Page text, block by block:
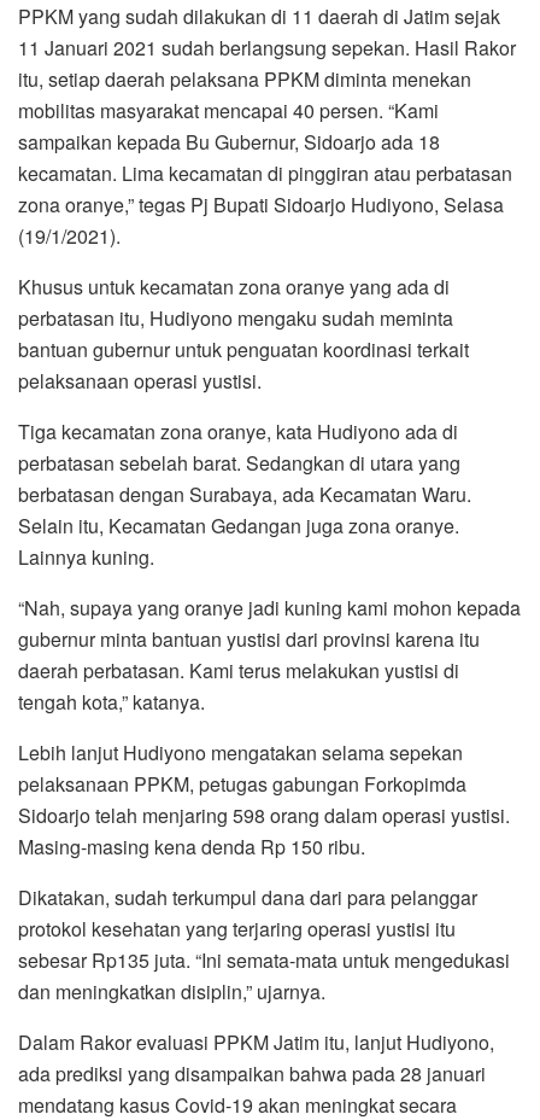
PPKM yang sudah dilakukan di 11 daerah di Jatim sejak
11 Januari 2021 sudah berlangsung sepekan. Hasil Rakor
itu, setiap daerah pelaksana PPKM diminta menekan
mobilitas masyarakat mencapai 40 persen. “Kami
sampaikan kepada Bu Gubernur, Sidoarjo ada 18
kecamatan. Lima kecamatan di pinggiran atau perbatasan
zona oranye,” tegas Pj Bupati Sidoarjo Hudiyono, Selasa
(19/1/2021).
Khusus untuk kecamatan zona oranye yang ada di
perbatasan itu, Hudiyono mengaku sudah meminta
bantuan gubernur untuk penguatan koordinasi terkait
pelaksanaan operasi yustisi.
Tiga kecamatan zona oranye, kata Hudiyono ada di
perbatasan sebelah barat. Sedangkan di utara yang
berbatasan dengan Surabaya, ada Kecamatan Waru.
Selain itu, Kecamatan Gedangan juga zona oranye.
Lainnya kuning.
“Nah, supaya yang oranye jadi kuning kami mohon kepada
gubernur minta bantuan yustisi dari provinsi karena itu
daerah perbatasan. Kami terus melakukan yustisi di
tengah kota,” katanya.
Lebih lanjut Hudiyono mengatakan selama sepekan
pelaksanaan PPKM, petugas gabungan Forkopimda
Sidoarjo telah menjaring 598 orang dalam operasi yustisi.
Masing-masing kena denda Rp 150 ribu.
Dikatakan, sudah terkumpul dana dari para pelanggar
protokol kesehatan yang terjaring operasi yustisi itu
sebesar Rp135 juta. “Ini semata-mata untuk mengedukasi
dan meningkatkan disiplin,” ujarnya.
Dalam Rakor evaluasi PPKM Jatim itu, lanjut Hudiyono,
ada prediksi yang disampaikan bahwa pada 28 januari
mendatang kasus Covid-19 akan meningkat secara